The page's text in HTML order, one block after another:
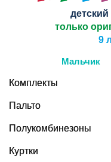
детский
только
9
Мальчик
Комплекты
Пальто
Полукомбинезоны
Куртки